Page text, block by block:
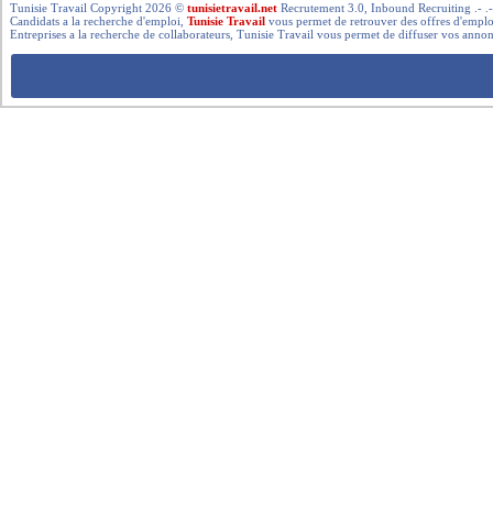
Tunisie Travail Copyright 2026 ©tunisietravail.net Recrutement 3.0, Inbound Recruiting .-
Candidats a la recherche d'emploi,Tunisie Travail vous permet de retrouver des offres
Entreprises a la recherche de collaborateurs, Tunisie Travail vous permet de diffuser vos